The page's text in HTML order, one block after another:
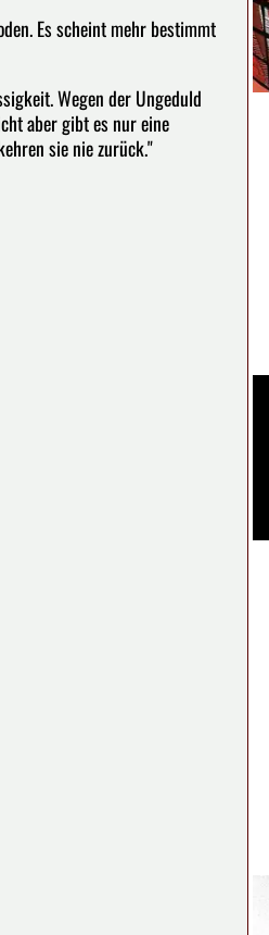
Es scheint mehr bestimmt
Wegen der Ungeduld
aber gibt es nur eine
sie nie zurück."